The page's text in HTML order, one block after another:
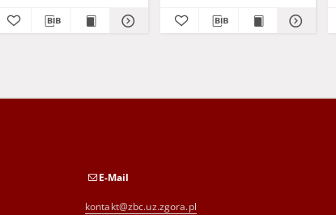
E-Mail
kontakt@zbc.uz.zgora.pl